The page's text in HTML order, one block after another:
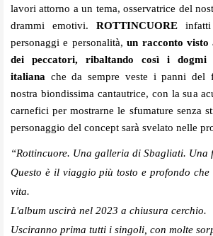
lavori attorno a un tema, osservatrice del
drammi emotivi. ROTTINCUORE
personaggi e personalità,un racconto
dei peccatori, ribaltando così i dogmi
italiana che da sempre veste i panni del
nostra biondissima cantautrice, con la sua
carnefici per mostrarne le sfumature senza
personaggio del concept sarà svelato nelle
“Rottincuore. Una galleria di Sbagliati. Una
Questo è il viaggio più tosto e profondo
vita.
L'album uscirà nel 2023 a chiusura cerchio.
Usciranno prima tutti i singoli, con molte